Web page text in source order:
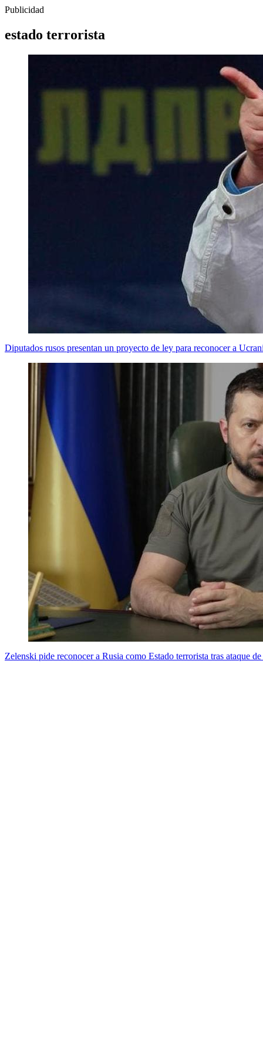
Publicidad
estado terrorista
Diputados rusos presentan un proyecto de ley para reconocer a
Zelenski pide reconocer a Rusia como Estado terrorista tras ataque